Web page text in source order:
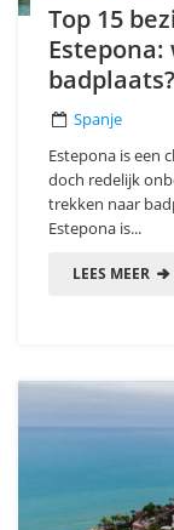
Top 15
badplaats?
Spanje
Estepona is een
doch redelijk
trekken naar
Estepona is...
LEES MEER